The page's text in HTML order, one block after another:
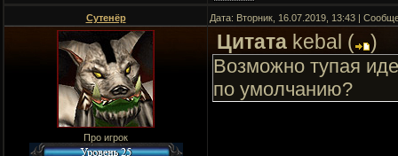
Сутенёр Дата: Вторник, 16.07.2019, 13:43 |
Про игрок
Цитата kebal ( )
Возможно тупая
по умолчанию?